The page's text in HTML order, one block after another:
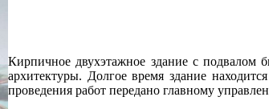
Кирпичное двухэтажное здание с подвалом
архитектуры. Долгое время здание
проведения работ передано главному